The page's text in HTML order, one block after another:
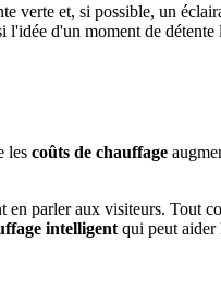
verte et, si possible, un
l'idée d'un moment de
les coûts de chauffage
en parler aux visiteurs. Tout
intelligent qui peut aider